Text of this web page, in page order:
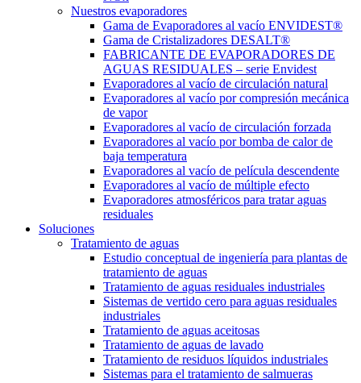
Nuestros evaporadores
Gama de Evaporadores al vacío ENVIDEST®
Gama de Cristalizadores DESALT®
FABRICANTE DE EVAPORADORES DE
AGUAS RESIDUALES – serie Envidest
Evaporadores al vacío de circulación natural
Evaporadores al vacío por compresión mecánica
de vapor
Evaporadores al vacío de circulación forzada
Evaporadores al vacío por bomba de calor de
baja temperatura
Evaporadores al vacío de película descendente
Evaporadores al vacío de múltiple efecto
Evaporadores atmosféricos para tratar aguas
residuales
Soluciones
Tratamiento de aguas
Estudio conceptual de ingeniería para plantas de
tratamiento de aguas
Tratamiento de aguas residuales industriales
Sistemas de vertido cero para aguas residuales
industriales
Tratamiento de aguas aceitosas
Tratamiento de aguas de lavado
Tratamiento de residuos líquidos industriales
Sistemas para el tratamiento de salmueras